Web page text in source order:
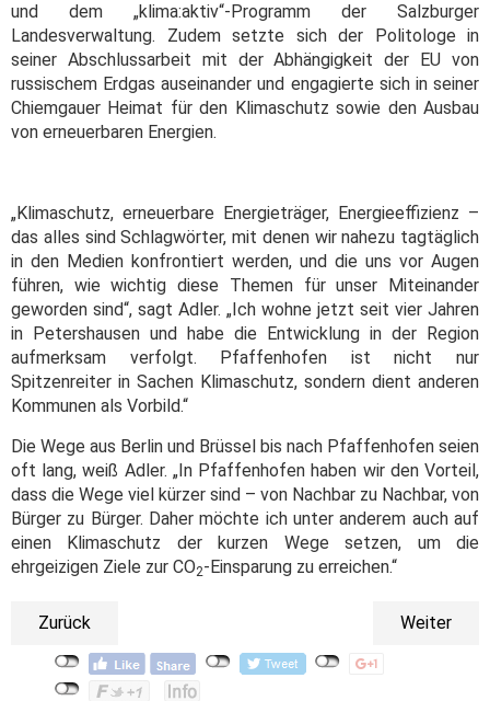
und dem „klima:aktiv“-Programm der Salzburger
Landesverwaltung. Zudem setzte sich der Politologe in
seiner Abschlussarbeit mit der Abhängigkeit der EU von
russischem Erdgas auseinander und engagierte sich in seiner
Chiemgauer Heimat für den Klimaschutz sowie den Ausbau
von erneuerbaren Energien.
„Klimaschutz, erneuerbare Energieträger, Energieeffizienz –
das alles sind Schlagwörter, mit denen wir nahezu tagtäglich
in den Medien konfrontiert werden, und die uns vor Augen
führen, wie wichtig diese Themen für unser Miteinander
geworden sind“, sagt Adler. „Ich wohne jetzt seit vier Jahren
in Petershausen und habe die Entwicklung in der Region
aufmerksam verfolgt. Pfaffenhofen ist nicht nur
Spitzenreiter in Sachen Klimaschutz, sondern dient anderen
Kommunen als Vorbild.“
Die Wege aus Berlin und Brüssel bis nach Pfaffenhofen seien
oft lang, weiß Adler. „In Pfaffenhofen haben wir den Vorteil,
dass die Wege viel kürzer sind – von Nachbar zu Nachbar, von
Bürger zu Bürger. Daher möchte ich unter anderem auch auf
einen Klimaschutz der kurzen Wege setzen, um die
ehrgeizigen Ziele zur CO2-Einsparung zu erreichen.“
Zurück Weiter